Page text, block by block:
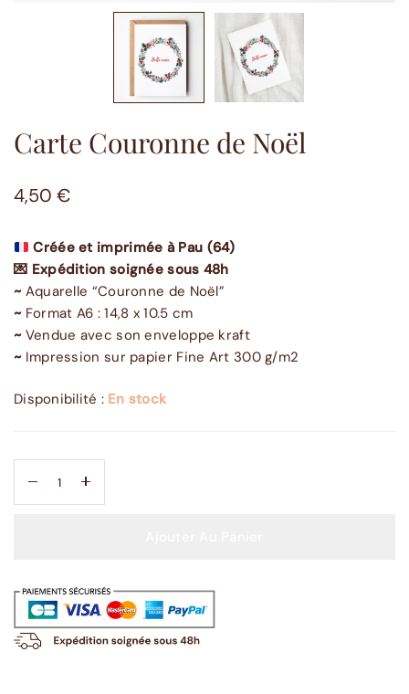
Carte Couronne de Noël
4,50 €
Créée et imprimée à Pau (64)
💌 Expédition soignée sous 48h
~ Aquarelle “Couronne de Noël”
~Format A6 : 14,8 x 10.5 cm
~Vendue avec son enveloppe kraft
~Impression sur papier Fine Art 300 g/m2
Disponibilité : En stock